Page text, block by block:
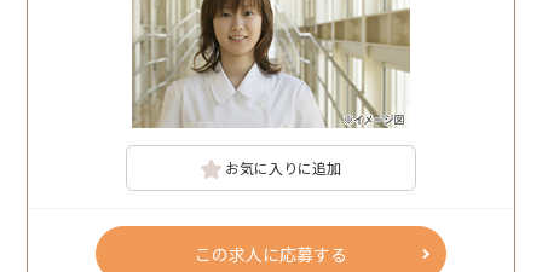
お気に入りに追加
この求人に応募する